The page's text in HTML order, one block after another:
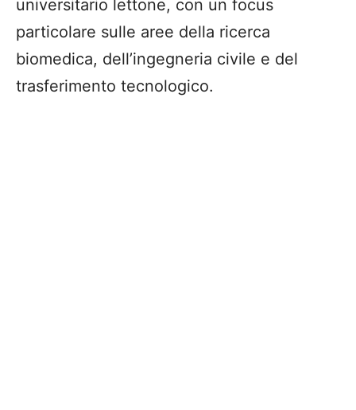
universitario lettone, con un focus
particolare sulle aree della ricerca
biomedica, dell’ingegneria civile e del
trasferimento tecnologico.